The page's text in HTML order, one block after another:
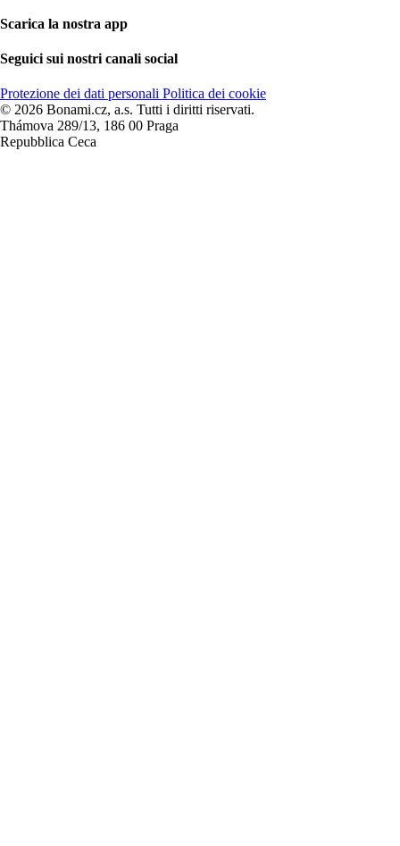
Scarica la nostra app
Seguici sui nostri canali social
Protezione dei dati personali Politica dei cookie
© 2026 Bonami.cz, a.s. Tutti i diritti riservati.
Thámova 289/13, 186 00 Praga
Repubblica Ceca